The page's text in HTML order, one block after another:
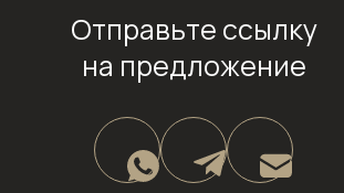
Полновстраиваемые
посудомоечные машины шириной 45
Полновстраиваемые
посудомоечные машины шириной 60
Отправьте ссылку
на предложение